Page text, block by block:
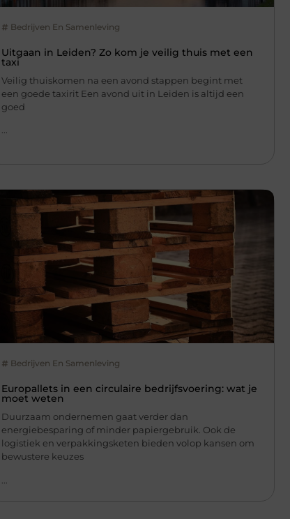
Bedrijven En Samenleving
Uitgaan in Leiden? Zo kom je veilig thuis met een
taxi
Veilig thuiskomen na een avond stappen begint met
een goede taxirit Een avond uit in Leiden is altijd een
goed
...
Bedrijven En Samenleving
Europallets in een circulaire bedrijfsvoering: wat je
moet weten
Duurzaam ondernemen gaat verder dan
energiebesparing of minder papiergebruik. Ook de
logistiek en verpakkingsketen bieden volop kansen om
bewustere keuzes